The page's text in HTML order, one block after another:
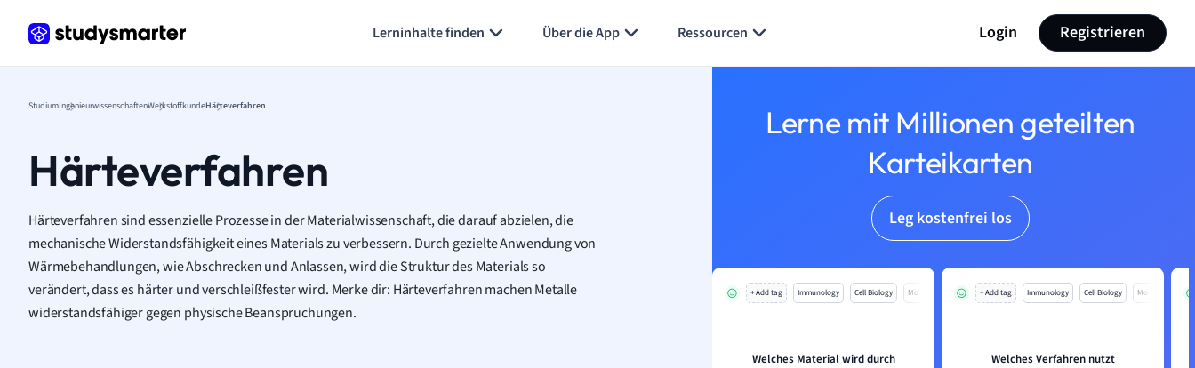
Lerninhalte finden Über die App Ressourcen Login Registrieren
StudiumIngenieurwissenschaftenWerkstoffkundeHärteverfahren
Härteverfahren
Härteverfahren sind essenzielle Prozesse in der Materialwissenschaft, die darauf abzielen, die
mechanische Widerstandsfähigkeit eines Materials zu verbessern. Durch gezielte Anwendung von
Wärmebehandlungen, wie Abschrecken und Anlassen, wird die Struktur des Materials so
verändert, dass es härter und verschleißfester wird. Merke dir: Härteverfahren machen Metalle
widerstandsfähiger gegen physische Beanspruchungen.
Lerne mit Millionen geteilten
Karteikarten
Leg kostenfrei los
+ Add tag Immunology Cell Biology Mo
Welches Material wird durch
+ Add tag Immunology Cell Biology Mo
Welches Verfahren nutzt